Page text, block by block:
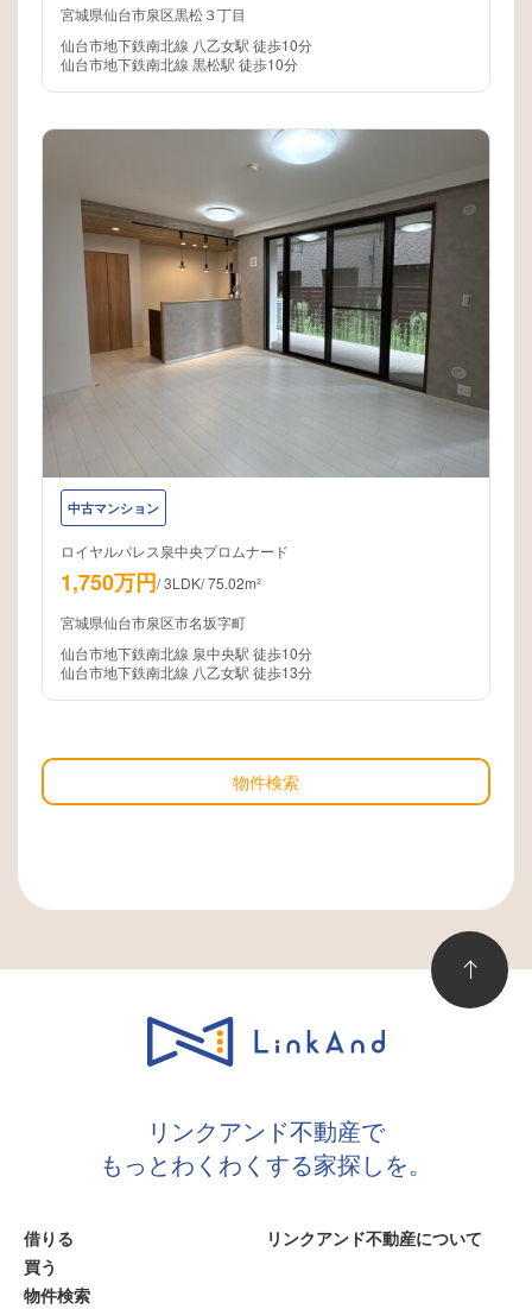
宮城県仙台市泉区黒松３丁目
仙台市地下鉄南北線 八乙女駅 徒歩10分
仙台市地下鉄南北線 黒松駅 徒歩10分
中古マンション
ロイヤルパレス泉中央プロムナード
1,750万円/3LDK/75.02m²
宮城県仙台市泉区市名坂字町
仙台市地下鉄南北線 泉中央駅 徒歩10分
仙台市地下鉄南北線 八乙女駅 徒歩13分
物件検索
リンクアンド不動産で
もっとわくわくする家探しを。
借りる
買う
物件検索
リンクアンド不動産について